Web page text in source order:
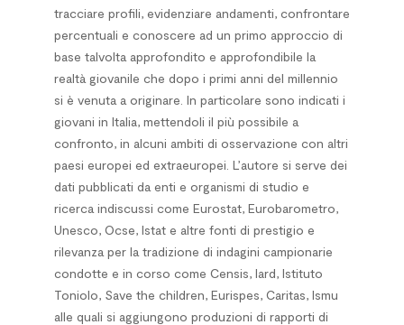
tracciare profili, evidenziare andamenti, confrontare
percentuali e conoscere ad un primo approccio di
base talvolta approfondito e approfondibile la
realtà giovanile che dopo i primi anni del millennio
si è venuta a originare. In particolare sono indicati i
giovani in Italia, mettendoli il più possibile a
confronto, in alcuni ambiti di osservazione con altri
paesi europei ed extraeuropei. L’autore si serve dei
dati pubblicati da enti e organismi di studio e
ricerca indiscussi come Eurostat, Eurobarometro,
Unesco, Ocse, Istat e altre fonti di prestigio e
rilevanza per la tradizione di indagini campionarie
condotte e in corso come Censis, Iard, Istituto
Toniolo, Save the children, Eurispes, Caritas, Ismu
alle quali si aggiungono produzioni di rapporti di